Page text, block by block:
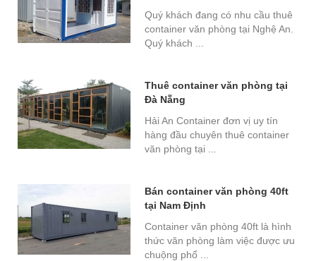
Quý khách đang có nhu cầu thuê
container văn phòng tại Nghệ An.
Quý khách ...
Thuê container văn phòng tại
Đà Nẵng
Hải An Container đơn vị uy tín
hàng đầu chuyên thuê container
văn phòng tại ...
Bán container văn phòng 40ft
tại Nam Định
Container văn phòng 40ft là hình
thức văn phòng làm việc được ưu
chuộng phổ ...